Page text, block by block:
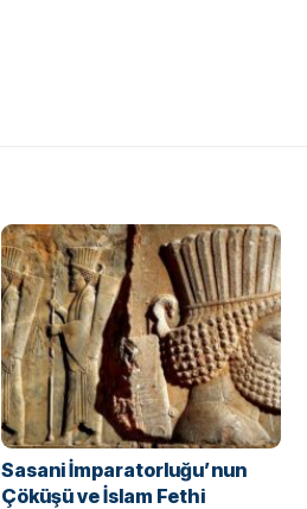
Sasani İmparatorluğu’nun
Çöküşü ve İslam Fethi